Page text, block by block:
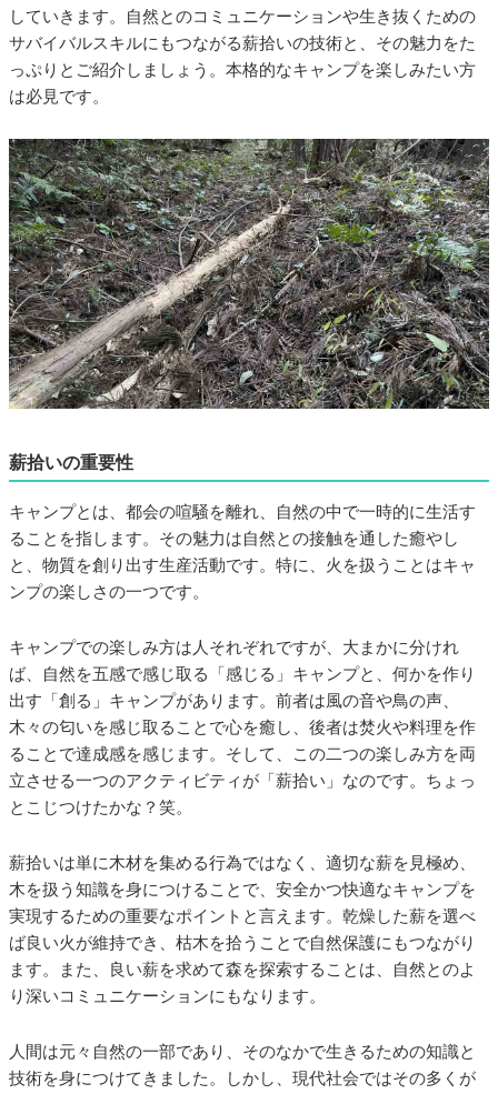
していきます。自然とのコミュニケーションや生き抜くための
サバイバルスキルにもつながる薪拾いの技術と、その魅力をた
っぷりとご紹介しましょう。本格的なキャンプを楽しみたい方
は必見です。
薪拾いの重要性
キャンプとは、都会の喧騒を離れ、自然の中で一時的に生活す
ることを指します。その魅力は自然との接触を通した癒やし
と、物質を創り出す生産活動です。特に、火を扱うことはキャ
ンプの楽しさの一つです。
キャンプでの楽しみ方は人それぞれですが、大まかに分けれ
ば、自然を五感で感じ取る「感じる」キャンプと、何かを作り
出す「創る」キャンプがあります。前者は風の音や鳥の声、
木々の匂いを感じ取ることで心を癒し、後者は焚火や料理を作
ることで達成感を感じます。そして、この二つの楽しみ方を両
立させる一つのアクティビティが「薪拾い」なのです。ちょっ
とこじつけたかな？笑。
薪拾いは単に木材を集める行為ではなく、適切な薪を見極め、
木を扱う知識を身につけることで、安全かつ快適なキャンプを
実現するための重要なポイントと言えます。乾燥した薪を選べ
ば良い火が維持でき、枯木を拾うことで自然保護にもつながり
ます。また、良い薪を求めて森を探索することは、自然とのよ
り深いコミュニケーションにもなります。
人間は元々自然の一部であり、そのなかで生きるための知識と
技術を身につけてきました。しかし、現代社会ではその多くが